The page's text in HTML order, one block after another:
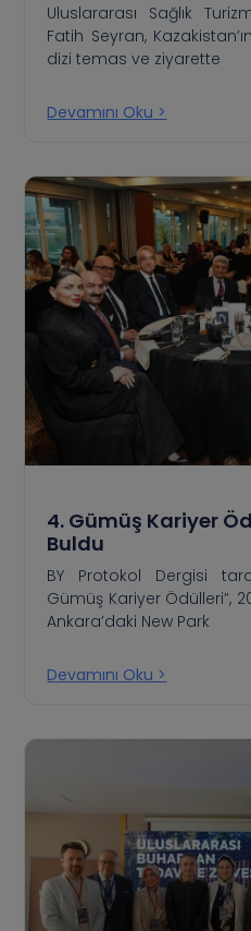
Uluslararası Sağlık
Fatih Seyran,
dizi temas ve ziyarette
Devamını Oku >
4. Gümüş Kariyer
Buldu
BY Protokol Dergisi
Gümüş Kariyer Ödülleri”,
Ankara’daki New Park
Devamını Oku >